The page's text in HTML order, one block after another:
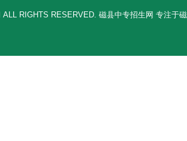
RIGHTS RESERVED. 磁县中专招生网 专注于